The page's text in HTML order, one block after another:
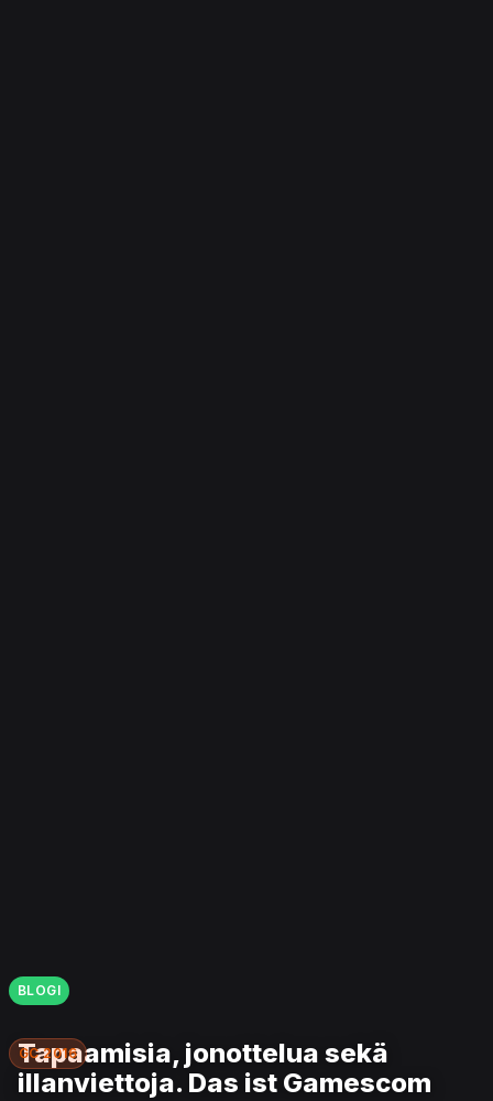
BLOGI
GC 2016
Tapaamisia, jonottelua sekä
illanviettoja. Das ist Gamescom